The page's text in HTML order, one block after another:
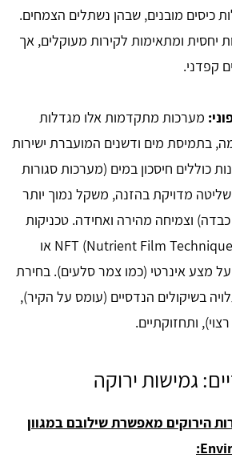
כיסים מובנים, שבהן נשתלים הצמחים.
יחסית ומתאימות לקירות מעוקלים, אך
קפדני.
מערכות מתקדמות אלו מגדלות
בתמיסת מים ודשנים המועברת ישירות
כוללים חיסכון במים (מערכות סגורות
מדויקת בהזנה, משקל נמוך יותר
וצמיחה מהירה ואחידה. טכניקות
נפוצות כוללות NFT (Nutrient Film Technique) או
מצע אינרטי (כמו צמר סלעים). בחירת
בשיקולים הנדסיים (עומס על הקיר),
ותחזוקתיים.
גמישות ירוקה
הירוקים מאפשרת שילובם במגוון